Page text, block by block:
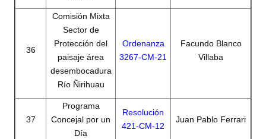
36
Comisión Mixta
Sector de
Protección del
paisaje área
desembocadura
Río Ñirihuau
Ordenanza
3267-CM-21
Facundo Blanco
Villaba
37
Programa
Concejal por un
Día
Resolución
421-CM-12
Juan Pablo Ferrari